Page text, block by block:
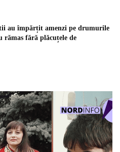
au împărțit amenzi pe drumurile
fără plăcuțele de